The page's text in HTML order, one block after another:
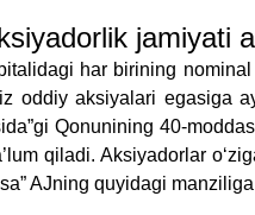
jamiyati
har birining
oddiy aksiyalari egasiga
Qonunining 40-
qiladi. Aksiyadorlar
AJning quyidagi